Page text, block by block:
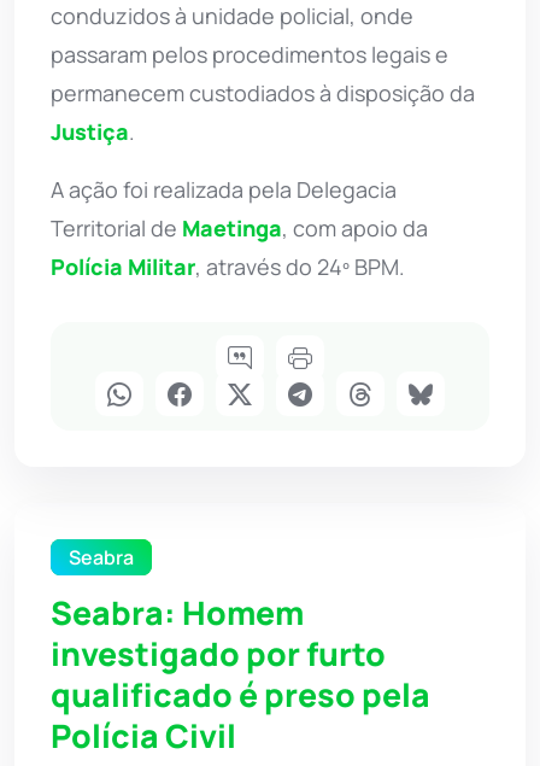
conduzidos à unidade policial, onde
passaram pelos procedimentos legais e
permanecem custodiados à disposição da
Justiça.
A ação foi realizada pela Delegacia
Territorial de Maetinga, com apoio da
Polícia Militar, através do 24º BPM.
Seabra
Seabra: Homem
investigado por furto
qualificado é preso pela
Polícia Civil